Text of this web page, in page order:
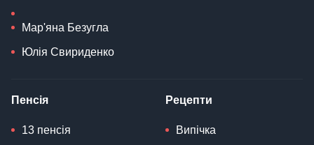
Мар'яна Безугла
Юлія Свириденко
Пенсія
13 пенсія
Рецепти
Випічка